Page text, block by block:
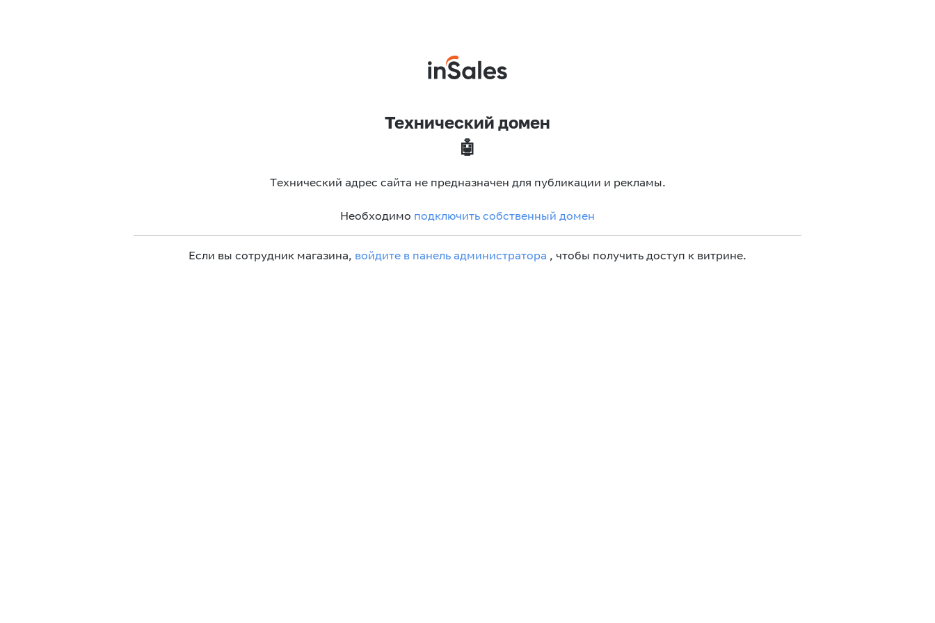
Технический домен
🤖
Технический адрес сайта не предназначен для публикации и рекламы.
Необходимо подключить собственный домен
Если вы сотрудник магазина, войдите в панель администратора , чтобы получить доступ к витрине.